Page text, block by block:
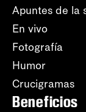
Apuntes de la
En vivo
Fotografía
Humor
Crucigramas
Beneficios